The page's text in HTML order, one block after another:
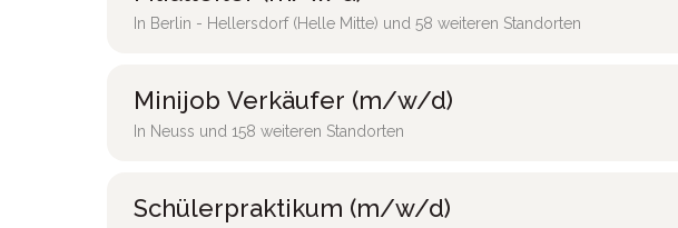
In Berlin - Hellersdorf (Helle Mitte) und 58 weiteren Standorten
Minijob Verkäufer (m/w/d)
In Neuss und 158 weiteren Standorten
Schülerpraktikum (m/w/d)